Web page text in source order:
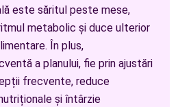
este săritul peste mese,
metabolic și duce ulterior
În plus,
a planului, fie prin ajustări
frecvente, reduce
și întârzie